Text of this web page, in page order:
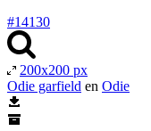
#14130
200x200 px
Odie garfield en Odie